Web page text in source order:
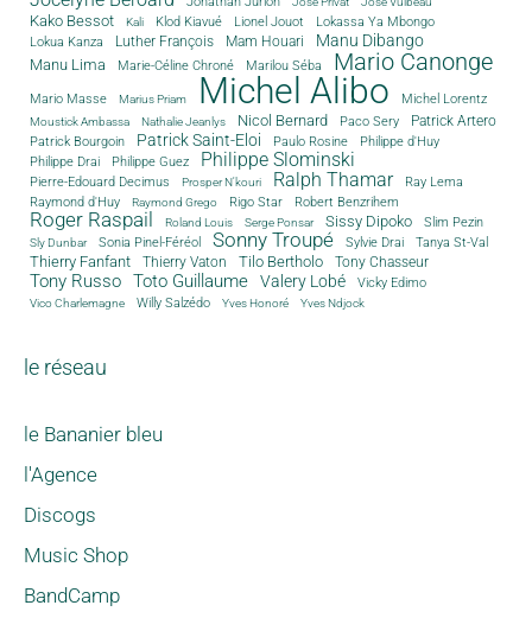
Kako Bessot Kali Klod Kiavué Lionel Jouot
Lokassa Ya Mbongo
Lokua Kanza
Luther François Mam Houari Manu Dibango
Manu Lima Marie-Céline Chroné Marilou Séba Mario Canonge
Mario Masse Marius Priam Michel Alibo Michel Lorentz
Moustick Ambassa Nathalie Jeanlys Nicol Bernard Paco Sery
Patrick Artero
Patrick Bourgoin
Patrick Saint-Eloi Paulo Rosine
Philippe d'Huy
Philippe Drai
Philippe Guez Philippe Slominski
Pierre-Edouard Decimus Prosper N'kouri Ralph Thamar
Ray Lema
Raymond d'Huy
Raymond Grego Rigo Star Robert Benzrihem
Roger Raspail Roland Louis Serge Ponsar Sissy Dipoko Slim Pezin
Sly Dunbar Sonia Pinel-Féréol Sonny Troupé Sylvie Drai Tanya St-Val
Thierry Fanfant Thierry Vaton Tilo Bertholo Tony Chasseur
Tony Russo Toto Guillaume Valery Lobé Vicky Edimo
Vico Charlemagne Willy Salzédo Yves Honoré Yves Ndjock
le réseau
le Bananier bleu
l'Agence
Discogs
Music Shop
BandCamp